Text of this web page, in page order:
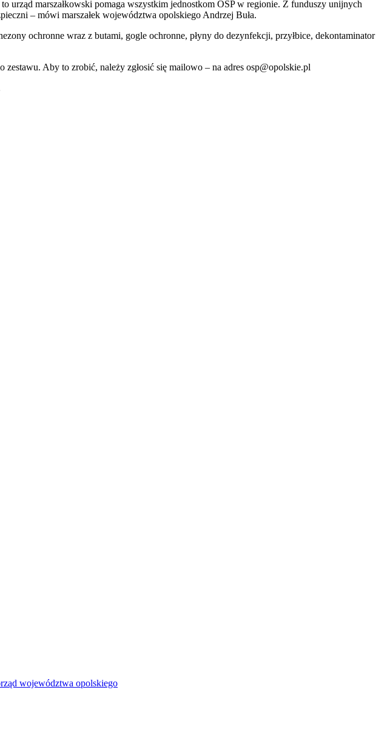
marszałkowski pomaga wszystkim jednostkom OSP w regionie. Z funduszy unijnych
– mówi marszałek województwa opolskiego Andrzej Buła.
ochronne wraz z butami, gogle ochronne, płyny do dezynfekcji, przyłbice, dekontaminator
zestawu. Aby to zrobić, należy zgłosić się mailowo – na adres osp@opolskie.pl
województwa opolskiego